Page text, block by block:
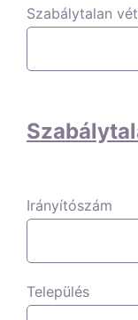
Szabálytalan
Irányítószám
Település